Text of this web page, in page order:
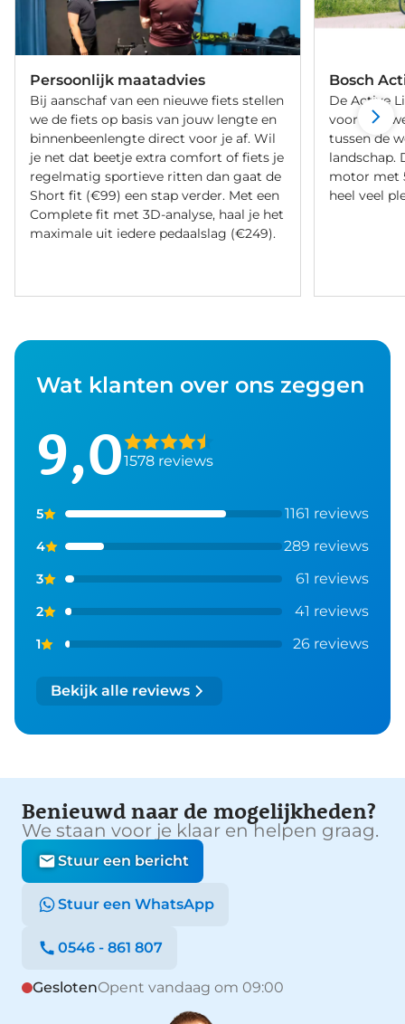
Persoonlijk maatadvies
Bij aanschaf van een nieuwe fiets stellen
we de fiets op basis van jouw lengte en
binnenbeenlengte direct voor je af. Wil
je net dat beetje extra comfort of fiets je
regelmatig sportieve ritten dan gaat de
Short fit (€99) een stap verder. Met een
Complete fit met 3D-analyse, haal je het
maximale uit iedere pedaalslag (€249).
Bosch
De Active
voor elke
tussen de
landschap.
motor met
heel veel
Wat klanten over ons zeggen
9,01578 reviews
5 1161 reviews
4 289 reviews
3 61 reviews
2 41 reviews
1 26 reviews
Bekijk alle reviews
Benieuwd naar de mogelijkheden?
We staan voor je klaar en helpen graag.
Stuur een bericht
Stuur een WhatsApp
0546 - 861 807
GeslotenOpent vandaag om 09:00